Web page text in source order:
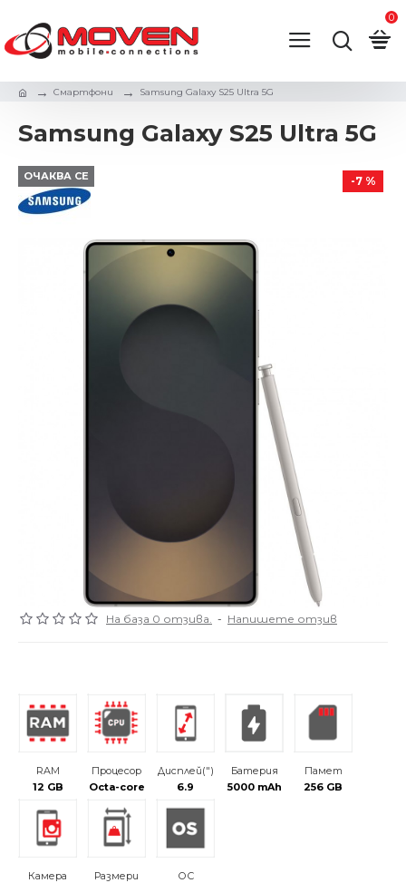
0
Смартфони Samsung Galaxy S25 Ultra 5G
Samsung Galaxy S25 Ultra 5G
-7 %
ОЧАКВА СЕ
RAM
12 GB
Процесор
Octa-core
Дисплей(")
6.9
Батерия
5000 mAh
Памет
256 GB
Камера
Размери
ОС
На база 0 отзива. - Напишете отзив